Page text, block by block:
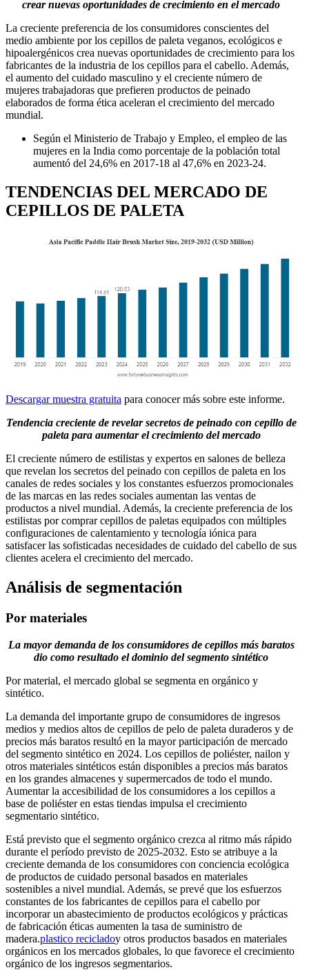
crear nuevas oportunidades de crecimiento en el mercado
La creciente preferencia de los consumidores conscientes del
medio ambiente por los cepillos de paleta veganos, ecológicos e
hipoalergénicos crea nuevas oportunidades de crecimiento para los
fabricantes de la industria de los cepillos para el cabello. Además,
el aumento del cuidado masculino y el creciente número de
mujeres trabajadoras que prefieren productos de peinado
elaborados de forma ética aceleran el crecimiento del mercado
mundial.
Según el Ministerio de Trabajo y Empleo, el empleo de las
mujeres en la India como porcentaje de la población total
aumentó del 24,6% en 2017-18 al 47,6% en 2023-24.
TENDENCIAS DEL MERCADO DE
CEPILLOS DE PALETA
Descargar muestra gratuita para conocer más sobre este informe.
Tendencia creciente de revelar secretos de peinado con cepillo de
paleta para aumentar el crecimiento del mercado
El creciente número de estilistas y expertos en salones de belleza
que revelan los secretos del peinado con cepillos de paleta en los
canales de redes sociales y los constantes esfuerzos promocionales
de las marcas en las redes sociales aumentan las ventas de
productos a nivel mundial. Además, la creciente preferencia de los
estilistas por comprar cepillos de paletas equipados con múltiples
configuraciones de calentamiento y tecnología iónica para
satisfacer las sofisticadas necesidades de cuidado del cabello de sus
clientes acelera el crecimiento del mercado.
Análisis de segmentación
Por materiales
La mayor demanda de los consumidores de cepillos más baratos
dio como resultado el dominio del segmento sintético
Por material, el mercado global se segmenta en orgánico y
sintético.
La demanda del importante grupo de consumidores de ingresos
medios y medios altos de cepillos de pelo de paleta duraderos y de
precios más baratos resultó en la mayor participación de mercado
del segmento sintético en 2024. Los cepillos de poliéster, nailon y
otros materiales sintéticos están disponibles a precios más baratos
en los grandes almacenes y supermercados de todo el mundo.
Aumentar la accesibilidad de los consumidores a los cepillos a
base de poliéster en estas tiendas impulsa el crecimiento
segmentario sintético.
Está previsto que el segmento orgánico crezca al ritmo más rápido
durante el período previsto de 2025-2032. Esto se atribuye a la
creciente demanda de los consumidores con conciencia ecológica
de productos de cuidado personal basados ​​en materiales
sostenibles a nivel mundial. Además, se prevé que los esfuerzos
constantes de los fabricantes de cepillos para el cabello por
incorporar un abastecimiento de productos ecológicos y prácticas
de fabricación éticas aumenten la tasa de suministro de
madera.plastico recicladoy otros productos basados ​​en materiales
orgánicos en los mercados globales, lo que favorece el crecimiento
orgánico de los ingresos segmentarios.